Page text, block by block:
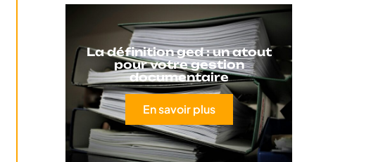
La définition ged : un atout
pour votre gestion
documentaire
En savoir plus